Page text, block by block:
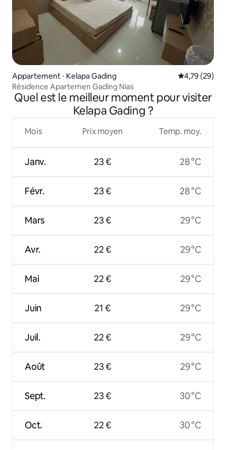
Appartement ⋅ Kelapa Gading Évaluation
4,79 (29)
Résidence Apartemen Gading Nias
Quel est le meilleur moment pour visiter
Kelapa Gading ?
Mois
Janv.
Févr.
Mars
Avr.
Mai
Juin
Juil.
Août
Sept.
Oct.
Prix moyen
23 €
23 €
23 €
22 €
22 €
21 €
22 €
23 €
23 €
22 €
Temp. moy.
28 °C
28 °C
29 °C
29 °C
29 °C
29 °C
29 °C
29 °C
30 °C
30 °C